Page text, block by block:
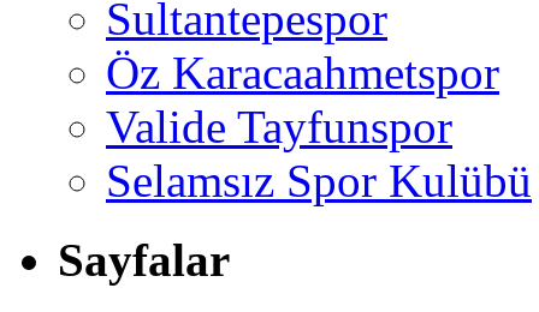
Sultantepespor
Öz Karacaahmetspor
Valide Tayfunspor
Selamsız Spor Kulübü
Sayfalar